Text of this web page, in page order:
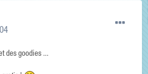
des goodies ...